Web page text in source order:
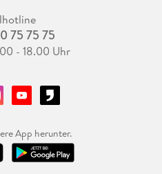
75 75 75
- 18.00 Uhr
App herunter.